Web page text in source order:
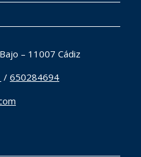
– 11007 Cádiz
/650284694